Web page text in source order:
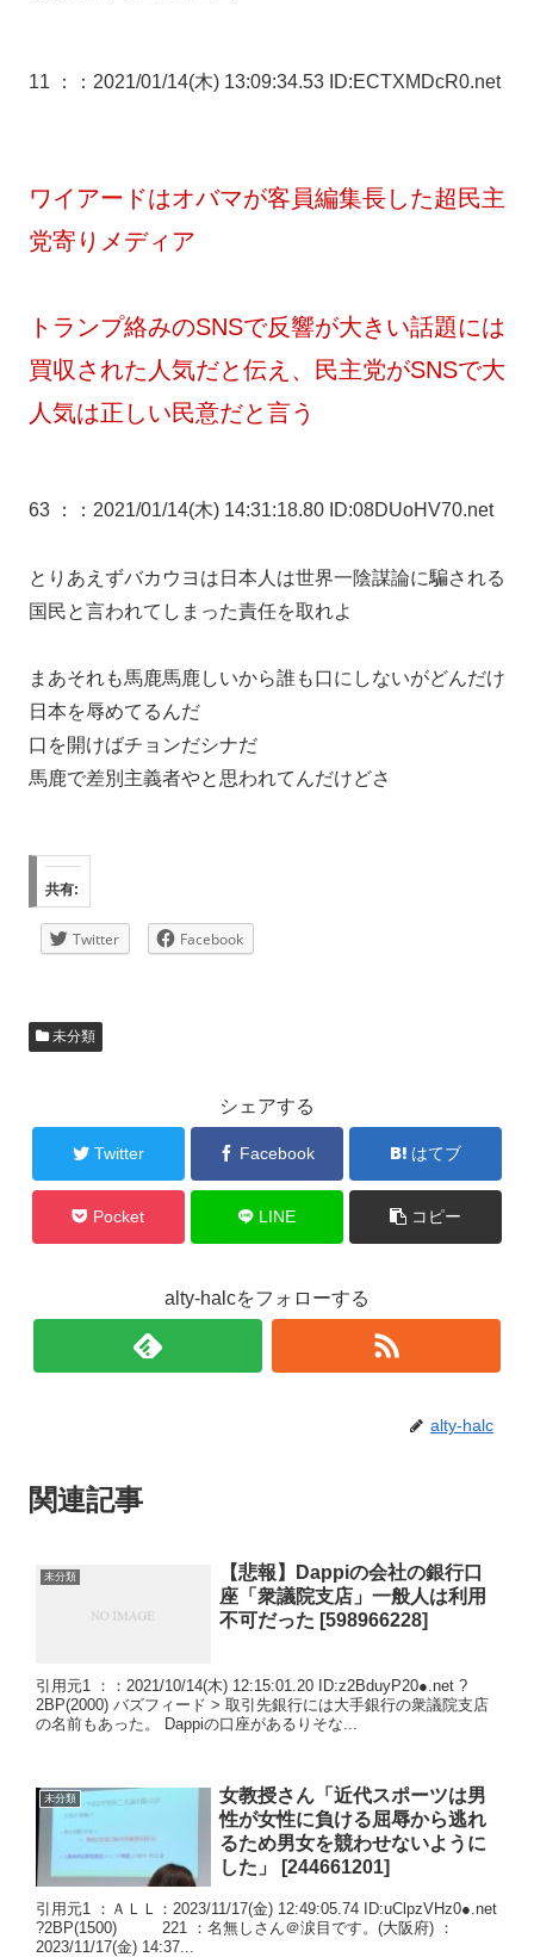
11 ： ：2021/01/14(木) 13:09:34.53 ID:ECTXMDcR0.net
ワイアードはオバマが客員編集長した超民主
党寄りメディア
トランプ絡みのSNSで反響が大きい話題には
買収された人気だと伝え、民主党がSNSで大
人気は正しい民意だと言う
63 ： ：2021/01/14(木) 14:31:18.80 ID:08DUoHV70.net
とりあえずバカウヨは日本人は世界一陰謀論に騙される
国民と言われてしまった責任を取れよ
まあそれも馬鹿馬鹿しいから誰も口にしないがどんだけ
日本を辱めてるんだ
口を開けばチョンだシナだ
馬鹿で差別主義者やと思われてんだけどさ
共有:
Twitter Facebook
未分類
シェアする
Twitter Facebook はてブ
Pocket LINE コピー
alty-halcをフォローする
alty-halc
関連記事
未分類
【悲報】Dappiの会社の銀行口
座「衆議院支店」一般人は利用
不可だった [598966228]
引用元1 ：：2021/10/14(木) 12:15:01.20 ID:z2BduyP20●.net ?
2BP(2000) バズフィード > 取引先銀行には大手銀行の衆議院支店
の名前もあった。 Dappiの口座があるりそな...
未分類
女教授さん「近代スポーツは男
性が女性に負ける屈辱から逃れ
るため男女を競わせないように
した」 [244661201]
引用元1 ：ＡＬＬ：2023/11/17(金) 12:49:05.74 ID:uClpzVHz0●.net
?2BP(1500) 221 ：名無しさん＠涙目です。(大阪府) ：
2023/11/17(金) 14:37...